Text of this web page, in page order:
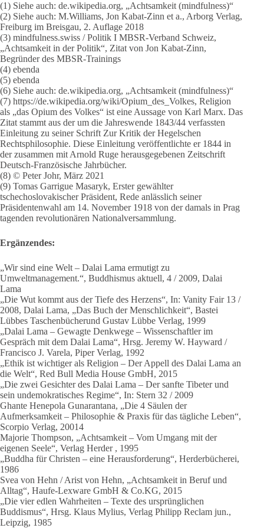
(1) Siehe auch: de.wikipedia.org, „Achtsamkeit (mindfulness)“
(2) Siehe auch: M.Williams, Jon Kabat-Zinn et a., Arborg Verlag,
Freiburg im Breisgau, 2. Auflage 2018
(3) mindfulness.swiss / Politik I MBSR-Verband Schweiz,
„Achtsamkeit in der Politik“, Zitat von Jon Kabat-Zinn,
Begründer des MBSR-Trainings
(4) ebenda
(5) ebenda
(6) Siehe auch: de.wikipedia.org, „Achtsamkeit (mindfulness)“
(7) https://de.wikipedia.org/wiki/Opium_des_Volkes, Religion
als „das Opium des Volkes“ ist eine Aussage von Karl Marx. Das
Zitat stammt aus der um die Jahreswende 1843/44 verfassten
Einleitung zu seiner Schrift Zur Kritik der Hegelschen
Rechtsphilosophie. Diese Einleitung veröffentlichte er 1844 in
der zusammen mit Arnold Ruge herausgegebenen Zeitschrift
Deutsch-Französische Jahrbücher.
(8) © Peter Johr, März 2021
(9) Tomas Garrigue Masaryk, Erster gewählter
tschechoslovakischer Präsident, Rede anlässlich seiner
Präsidentenwahl am 14. November 1918 von der damals in Prag
tagenden revolutionären Nationalversammlung.
Ergänzendes:
„Wir sind eine Welt – Dalai Lama ermutigt zu
Umweltmanagement.“, Buddhismus aktuell, 4 / 2009, Dalai
Lama
„Die Wut kommt aus der Tiefe des Herzens“, In: Vanity Fair 13 /
2008, Dalai Lama, „Das Buch der Menschlichkeit“, Bastei
Lübbes Taschenbücherund Gustav Lübbe Verlag, 1999
„Dalai Lama – Gewagte Denkwege – Wissenschaftler im
Gespräch mit dem Dalai Lama“, Hrsg. Jeremy W. Hayward /
Francisco J. Varela, Piper Verlag, 1992
„Ethik ist wichtiger als Religion – Der Appell des Dalai Lama an
die Welt“, Red Bull Media House GmbH, 2015
„Die zwei Gesichter des Dalai Lama – Der sanfte Tibeter und
sein undemokratisches Regime“, In: Stern 32 / 2009
Ghante Henepola Gunarantana, „Die 4 Säulen der
Aufmerksamkeit – Philosophie & Praxis für das tägliche Leben“,
Scorpio Verlag, 20014
Majorie Thompson, „Achtsamkeit – Vom Umgang mit der
eigenen Seele“, Verlag Herder , 1995
„Buddha für Christen – eine Herausforderung“, Herderbücherei,
1986
Svea von Hehn / Arist von Hehn, „Achtsamkeit in Beruf und
Alltag“, Haufe-Lexware GmbH & Co.KG, 2015
„Die vier edlen Wahrheiten – Texte des ursprünglichen
Buddismus“, Hrsg. Klaus Mylius, Verlag Philipp Reclam jun.,
Leipzig, 1985